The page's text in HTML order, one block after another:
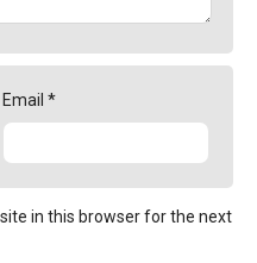
Email *
in this browser for the next